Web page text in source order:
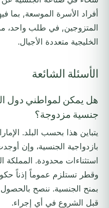
أفراد الأسرة الموسعة, بما
المتزوجين, في طلب واحد،
الخليجية متعددة الأجيال.
الأسئلة الشائعة
هل يمكن لمواطني دول
جنسية مزدوجة؟
يتباين هذا بحسب البلد.
بازدواجية الجنسية، وإن
استثناءات محدودة. المملكة
وقطر تستلزم عموماً إذناً
بمنح الجنسية. ننصح
قبل الشروع في أي إجراء.